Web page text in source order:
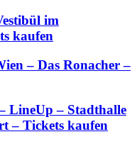
im
kaufen
– Das Ronacher –
LineUp – Stadthalle
– Tickets kaufen